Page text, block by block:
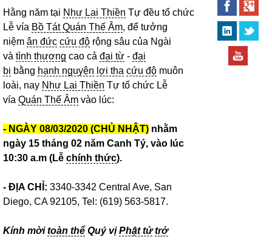
Hằng năm tại Như Lai Thiền Tự đều tổ chức
Lễ vía Bồ Tát Quán Thế Âm, để tưởng
niệm ân đức cứu độ rộng sâu của Ngài
và tình thương cao cả đại từ - đại
bi bằng hạnh nguyện lợi tha cứu độ muôn
loài, nay Như Lai Thiền Tự tổ chức Lễ
vía Quán Thế Âm vào lúc:
- NGÀY 08/03/2020 (CHỦ NHẬT) nhằm
ngày 15 tháng 02 năm Canh Tý, vào lúc
10:30 a.m (Lễ chính thức).
- ĐỊA CHỈ: 3340-3342 Central Ave, San
Diego, CA 92105, Tel: (619) 563-5817.
Kính mờitoàn thể Quý vịPhật tử trở